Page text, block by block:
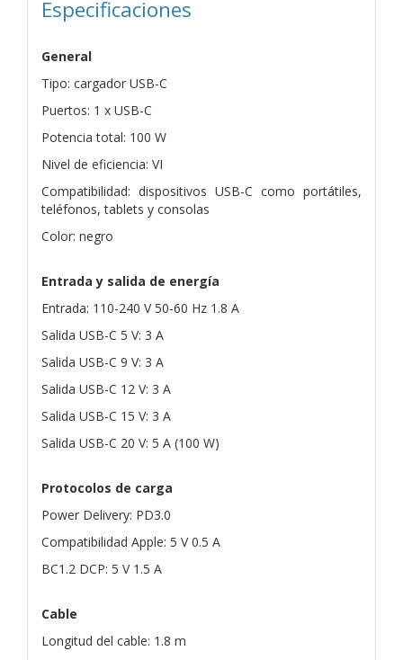
Especificaciones
General
Tipo: cargador USB-C
Puertos: 1 x USB-C
Potencia total: 100 W
Nivel de eficiencia: VI
Compatibilidad: dispositivos USB-C como portátiles,
teléfonos, tablets y consolas
Color: negro
Entrada y salida de energía
Entrada: 110-240 V 50-60 Hz 1.8 A
Salida USB-C 5 V: 3 A
Salida USB-C 9 V: 3 A
Salida USB-C 12 V: 3 A
Salida USB-C 15 V: 3 A
Salida USB-C 20 V: 5 A (100 W)
Protocolos de carga
Power Delivery: PD3.0
Compatibilidad Apple: 5 V 0.5 A
BC1.2 DCP: 5 V 1.5 A
Cable
Longitud del cable: 1.8 m